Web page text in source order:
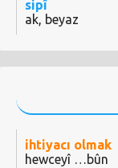
sipî
ak, beyaz
ihtiyacı olmak
hewceyî …bûn